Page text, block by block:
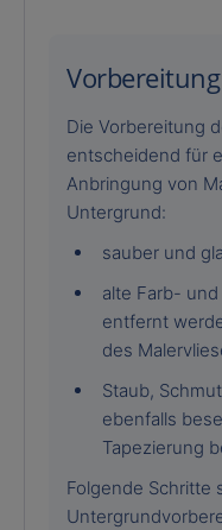
Die Vorbereitung
entscheidend für
Anbringung von
Untergrund:
sauber und
alte Farb-
entfernt
des
Staub,
ebenfalls
Tapezierung
Folgende Schritte